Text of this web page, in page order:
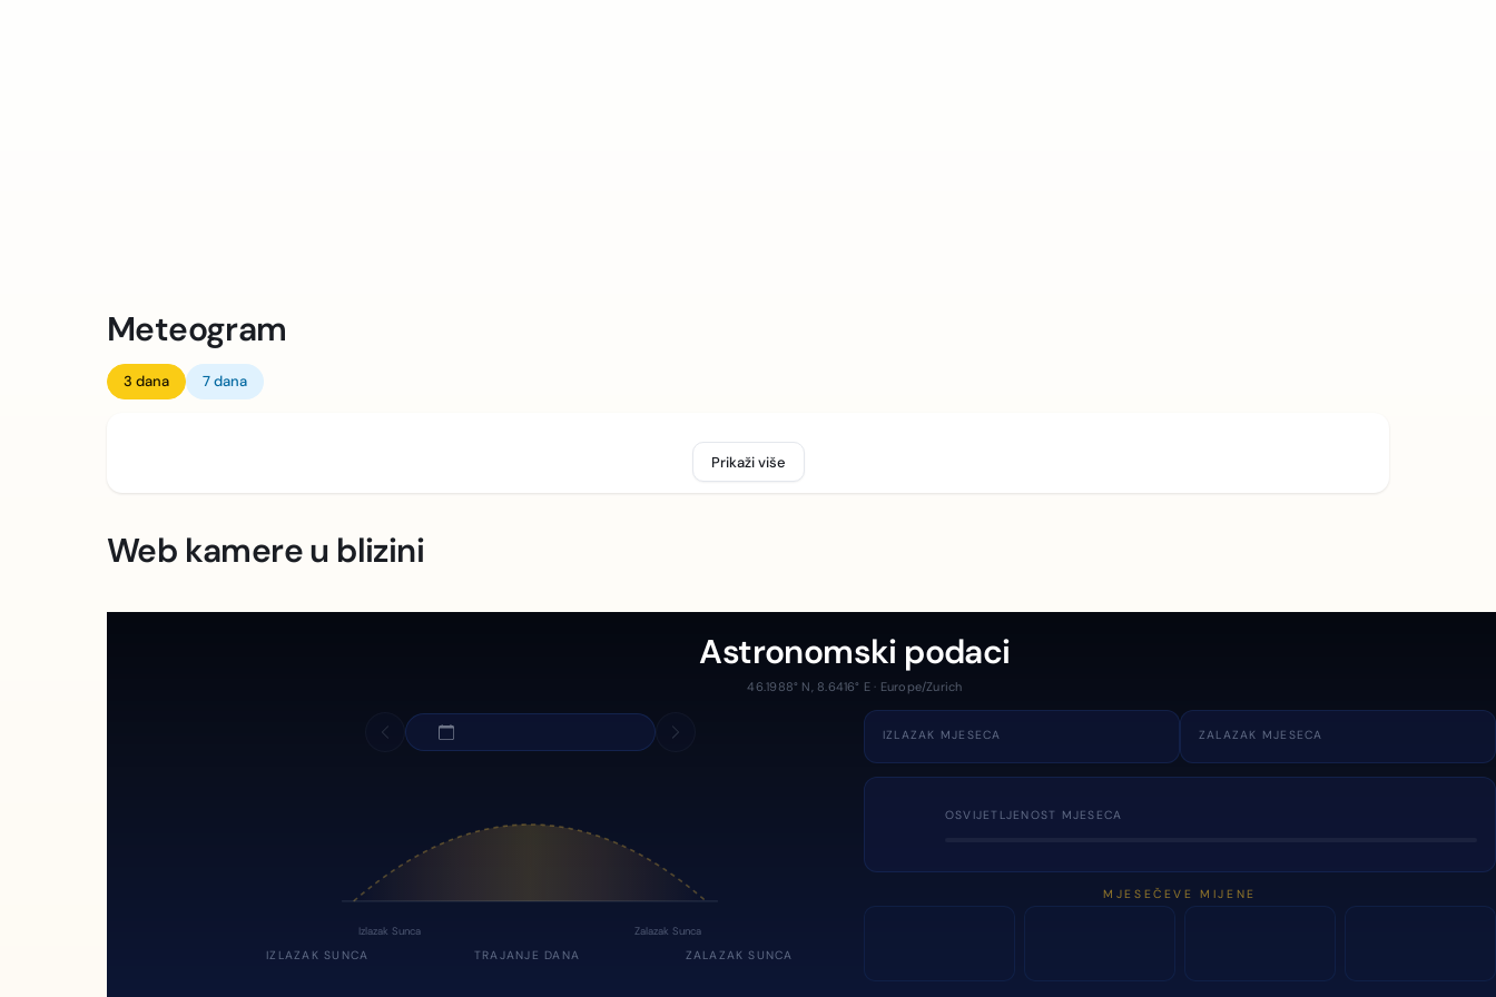
Meteogram
3 dana 7 dana
Prikaži više
Web kamere u blizini
Astronomski podaci
46.1988° N, 8.6416° E · Europe/Zurich
Izlazak Sunca Zalazak Sunca
IZLAZAK SUNCA TRAJANJE DANA ZALAZAK SUNCA
IZLAZAK MJESECA ZALAZAK MJESECA
OSVIJETLJENOST MJESECA
MJESEČEVE MIJENE